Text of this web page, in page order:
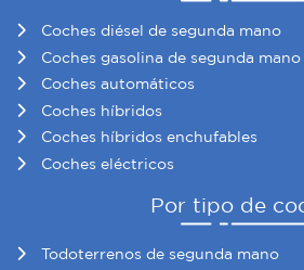
Coches diésel de segunda mano
Coches gasolina de segunda mano
Coches automáticos
Coches híbridos
Coches híbridos enchufables
Coches eléctricos
Por tipo de
Todoterrenos de segunda mano